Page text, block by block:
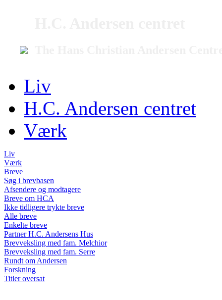
Liv
H.C. Andersen centret
Værk
Liv
Værk
Breve
Søg i brevbasen
Afsendere og modtagere
Breve om HCA
Ikke tidligere trykte breve
Alle breve
Enkelte breve
Partner H.C. Andersens Hus
Brevveksling med fam. Melchior
Brevveksling med fam. Serre
Rundt om Andersen
Forskning
Titler oversat